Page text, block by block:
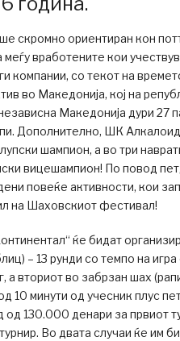
скромно ориентиран кон
вработените кои
компании, со текот на
во Македонија, кој на
Македонија дури 27
Дополнително, ШК Алкалоид
шампион, а во три
вицешампион! По повод
повеќе активности, кои
на Шаховскиот фестивал!
ќе бидат
– 13 рунди со темпо на игра
а вториот во забрзан шах
10 минути од учесник плус
130.000 денари за првиот
Во двата случаи ќе им